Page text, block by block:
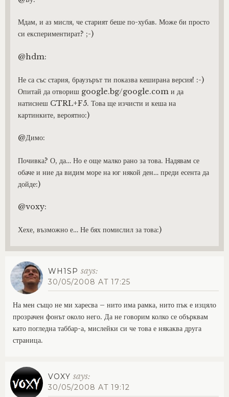
Мдам, и аз мисля, че старият беше по-хубав. Може би просто
си експериментират? ;-)
@hdm:
Не са със стария, браузърът ти показва кеширана версия! :-)
Опитай да отвориш google.bg/google.com и да
натиснеш CTRL+F5. Това ще изчисти и кеша на
картинките, вероятно:)
@Димо:
Почивка? О, да… Но е още малко рано за това. Надявам се
обаче и ние да видим море на юг някой ден… преди есента да
дойде:)
@voxy:
Хехе, възможно е… Не бях помислил за това:)
WH1SP says:
30/05/2008 AT 17:25
На мен също не ми харесва – нито има рамка, нито пък е изцяло
прозрачен фонът около него. Да не говорим колко се обърквам
като погледна таббар-а, мислейки си че това е някаква друга
страница.
VOXY says:
30/05/2008 AT 19:12